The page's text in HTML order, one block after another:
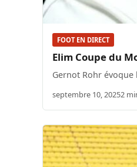
FOOT EN DIRECT
Elim Coupe du
Gernot Rohr
septembre 10, 20252